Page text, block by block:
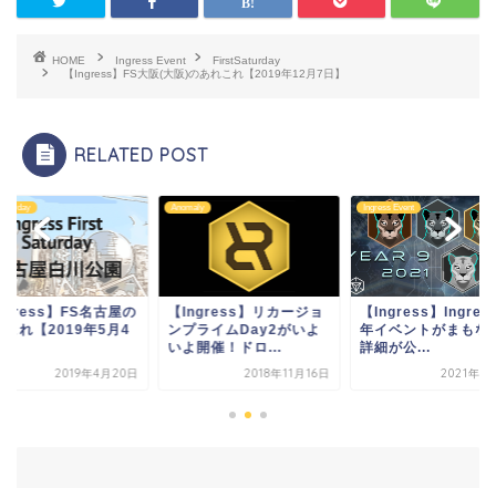
HOME Ingress Event
FirstSaturday
【Ingress】FS大阪(大阪)のあれこれ【2019年12月7日】
RELATED POST
】FS名古屋の
これ【2019年5月4
2019年4月20日
Anomaly
【Ingress】リカージョ
ンプライムDay2がいよ
いよ開催！ドロ...
2018年11月16日
Ingress Event
【Ingress】
年イベントがまもな
詳細が公...
2021年11